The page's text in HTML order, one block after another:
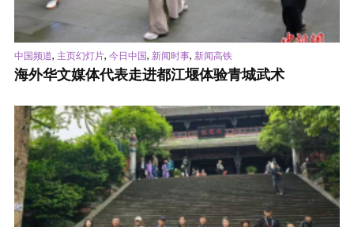
中国频道, 主页幻灯片, 今日中国, 新闻时事, 新闻高铁
海外华文媒体代表走进都江堰体验青城武术